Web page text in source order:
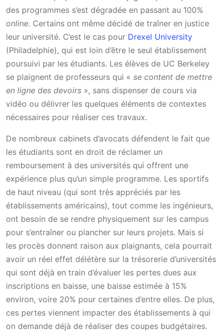
des programmes s’est dégradée en passant au 100%
online. Certains ont même décidé de traîner en justice
leur université. C’est le cas pour Drexel University
(Philadelphie), qui est loin d’être le seul établissement
poursuivi par les étudiants. Les élèves de UC Berkeley
se plaignent de professeurs qui « se content de mettre
en ligne des devoirs », sans dispenser de cours via
vidéo ou délivrer les quelques éléments de contextes
nécessaires pour réaliser ces travaux.
De nombreux cabinets d’avocats défendent le fait que
les étudiants sont en droit de réclamer un
remboursement à des universités qui offrent une
expérience plus qu’un simple programme. Les sportifs
de haut niveau (qui sont très appréciés par les
établissements américains), tout comme les ingénieurs,
ont besoin de se rendre physiquement sur les campus
pour s’entraîner ou plancher sur leurs projets. Mais si
les procès donnent raison aux plaignants, cela pourrait
avoir un réel effet délétère sur la trésorerie d’universités
qui sont déjà en train d’évaluer les pertes dues aux
inscriptions en baisse, une baisse estimée à 15%
environ, voire 20% pour certaines d’entre elles. De plus,
ces pertes viennent impacter des établissements à qui
on demande déjà de réaliser des coupes budgétaires.